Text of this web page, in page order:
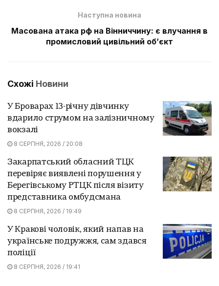
Наступна новина
Масована атака рф на Вінниччину: є влучання в
промисловий цивільний обʼєкт
Схожі Новини
У Броварах 13-річну дівчинку
вдарило струмом на залізничному
вокзалі
8 СЕРПНЯ, 2026 / 20:08
Закарпатський обласний ТЦК
перевіряє виявлені порушення у
Берегівському РТЦК після візиту
представника омбудсмана
8 СЕРПНЯ, 2026 / 19:49
У Кракові чоловік, який напав на
українське подружжя, сам здався
поліції
8 СЕРПНЯ, 2026 / 19:41